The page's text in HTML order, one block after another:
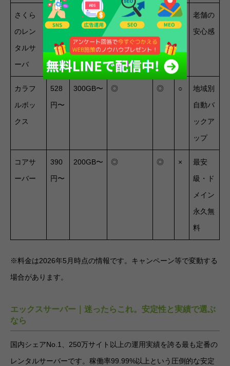
さくら
のレン
タルサ
ーバ
550
円〜
300GB〜 ◎ ◎ ◎
老舗の
安心感
カラフ
ルボッ
クス
528
円〜
300GB〜 ◎ ◎ ○
地域別
自動バ
ックア
ップ
コアサ
ーバー
390
円〜
200GB〜 ◎ ◎ ×
最安
級・ド
メイン
永久無
料
※料金は2026年5月時点の情報です。キャンペーン等で変動する
場合があります。
エックスサーバー｜迷ったらこれ。安定性と実績で選ぶ
なら
国内シェアNo.1、250万サイト以上の運用実績を誇る最も定番の
レンタルサーバーです。稼働率99.99%以上という圧倒的な安定